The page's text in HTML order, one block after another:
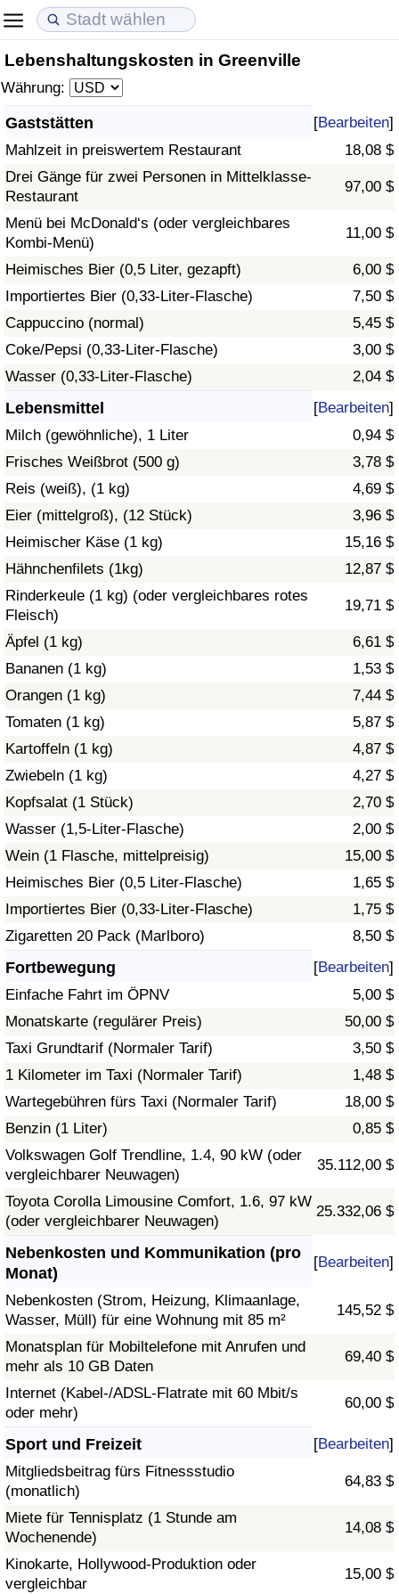
Lebenshaltungskosten in Greenville
Währung:
Gaststätten [Bearbeiten]
Mahlzeit in preiswertem Restaurant
18,08 $
Drei Gänge für zwei Personen in Mittelklasse-
Restaurant
97,00 $
Menü bei McDonald‘s (oder vergleichbares
Kombi-Menü)
11,00 $
Heimisches Bier (0,5 Liter, gezapft)
6,00 $
Importiertes Bier (0,33-Liter-Flasche)
7,50 $
Cappuccino (normal)
5,45 $
Coke/Pepsi (0,33-Liter-Flasche)
3,00 $
Wasser (0,33-Liter-Flasche)
2,04 $
Lebensmittel [Bearbeiten]
Milch (gewöhnliche), 1 Liter
0,94 $
Frisches Weißbrot (500 g)
3,78 $
Reis (weiß), (1 kg)
4,69 $
Eier (mittelgroß), (12 Stück)
3,96 $
Heimischer Käse (1 kg)
15,16 $
Hähnchenfilets (1kg)
12,87 $
Rinderkeule (1 kg) (oder vergleichbares rotes
Fleisch)
19,71 $
Äpfel (1 kg)
6,61 $
Bananen (1 kg)
1,53 $
Orangen (1 kg)
7,44 $
Tomaten (1 kg)
5,87 $
Kartoffeln (1 kg)
4,87 $
Zwiebeln (1 kg)
4,27 $
Kopfsalat (1 Stück)
2,70 $
Wasser (1,5-Liter-Flasche)
2,00 $
Wein (1 Flasche, mittelpreisig)
15,00 $
Heimisches Bier (0,5 Liter-Flasche)
1,65 $
Importiertes Bier (0,33-Liter-Flasche)
1,75 $
Zigaretten 20 Pack (Marlboro)
8,50 $
Fortbewegung [Bearbeiten]
Einfache Fahrt im ÖPNV
5,00 $
Monatskarte (regulärer Preis)
50,00 $
Taxi Grundtarif (Normaler Tarif)
3,50 $
1 Kilometer im Taxi (Normaler Tarif)
1,48 $
Wartegebühren fürs Taxi (Normaler Tarif)
18,00 $
Benzin (1 Liter)
0,85 $
Volkswagen Golf Trendline, 1.4, 90 kW (oder
vergleichbarer Neuwagen)
35.112,00 $
Toyota Corolla Limousine Comfort, 1.6, 97 kW
(oder vergleichbarer Neuwagen)
25.332,06 $
Nebenkosten und Kommunikation (pro
Monat)
[Bearbeiten]
Nebenkosten (Strom, Heizung, Klimaanlage,
Wasser, Müll) für eine Wohnung mit 85 m²
145,52 $
Monatsplan für Mobiltelefone mit Anrufen und
mehr als 10 GB Daten
69,40 $
Internet (Kabel-/ADSL-Flatrate mit 60 Mbit/s
oder mehr)
60,00 $
Sport und Freizeit [Bearbeiten]
Mitgliedsbeitrag fürs Fitnessstudio
(monatlich)
64,83 $
Miete für Tennisplatz (1 Stunde am
Wochenende)
14,08 $
Kinokarte, Hollywood-Produktion oder
vergleichbar
15,00 $
Lebenshaltungskosten
Lebenshaltungskosten-Index (aktuell)
Lebenshaltungskosten-Index
Lebenshaltungskosten-Index nach Land
in Akaba
Immobilienpreise
Immobilienpreis-Index (aktuell)
Immobilienpreis-Index
Immobilienpreis-Index nach Land
Lebensqualität
Lebensqualität-Index
Lebensqualität-Index (aktuell)
Lebensqualitätsindex nach Land
Kriminalität
Kriminalitäts-Index (aktuell)
Kriminalitäts-Index
Kriminalitätsindex nach Land
Gesundheitsversorgung
Gesundheitsversorgungs-Index (aktuell)
Gesundheitsversorgungs-Index
Gesundheitsversorgungs-Index nach Land
Umweltverschmutzung
Verschmutzungsindex
Umweltverschmutzungs-Index nach Land
Verkehr
Verkehrs-Index
Verkehrs-Index (aktuell)
Verkehrs-Index nach Land